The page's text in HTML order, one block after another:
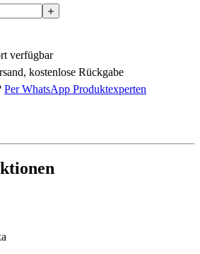
verfügbar
kostenlose Rückgabe
Per WhatsApp Produktexperten